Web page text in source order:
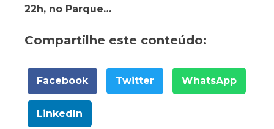
22h, no Parque…
Compartilhe este conteúdo:
Facebook Twitter WhatsApp
LinkedIn